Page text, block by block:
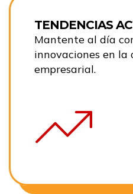
TENDENCIAS
Mantente al día
innovaciones en la
empresarial.